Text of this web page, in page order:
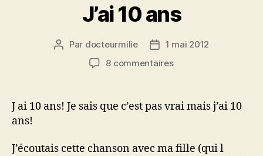
J’ai 10 ans
Auteur
Par docteurmilie
Date
de
1 mai 2012
8 commentairessur
ans
J ai 10 ans! Je sais que c’est pas vrai mais j’ai 10
ans!
J’écoutais cette chanson avec ma fille (qui l